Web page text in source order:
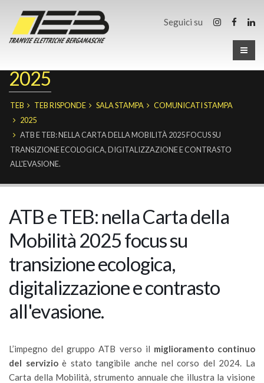
Seguici su
2025
TEB TEB RISPONDE SALA STAMPA
COMUNICATI STAMPA
2025
ATB E TEB: NELLA CARTA DELLA MOBILITÀ 2025 FOCUS SU
TRANSIZIONE ECOLOGICA, DIGITALIZZAZIONE E CONTRASTO
ALL'EVASIONE.
ATB e TEB: nella Carta della
Mobilità 2025 focus su
transizione ecologica,
digitalizzazione e contrasto
all'evasione.
L’impegno del gruppo ATB verso il miglioramento continuo
del servizioè stato tangibile anche nel corso del 2024. La
Carta della Mobilità, strumento annuale che illustra la visione